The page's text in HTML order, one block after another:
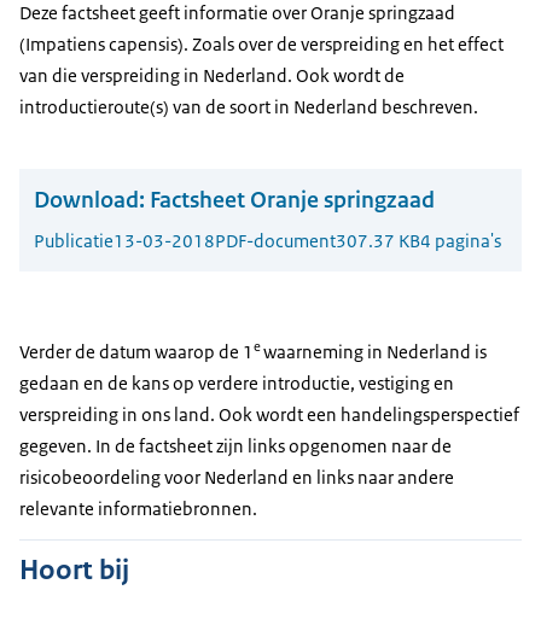
Deze factsheet geeft informatie over Oranje springzaad
(Impatiens capensis). Zoals over de verspreiding en het effect
van die verspreiding in Nederland. Ook wordt de
introductieroute(s) van de soort in Nederland beschreven.
Download: Factsheet Oranje springzaad
Publicatie13-03-2018PDF-document307.37 KB4 pagina's
Verder de datum waarop de 1 ewaarneming in Nederland is
gedaan en de kans op verdere introductie, vestiging en
verspreiding in ons land. Ook wordt een handelingsperspectief
gegeven. In de factsheet zijn links opgenomen naar de
risicobeoordeling voor Nederland en links naar andere
relevante informatiebronnen.
Hoort bij